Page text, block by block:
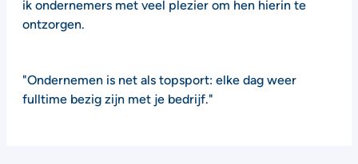
ik ondernemers met veel plezier om hen hierin te
ontzorgen.
"Ondernemen is net als topsport: elke dag weer
fulltime bezig zijn met je bedrijf."